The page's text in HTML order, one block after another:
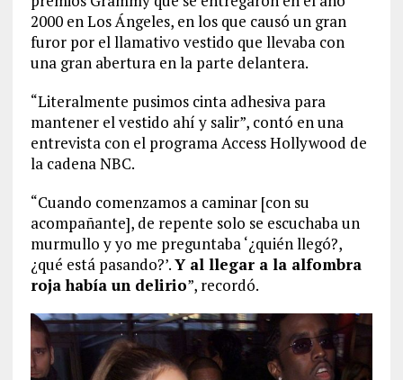
2000 en Los Ángeles, en los que causó un gran
furor por el llamativo vestido que llevaba con
una gran abertura en la parte delantera.
“Literalmente pusimos cinta adhesiva para
mantener el vestido ahí y salir”, contó en una
entrevista con el programa Access Hollywood de
la cadena NBC.
“Cuando comenzamos a caminar [con su
acompañante], de repente solo se escuchaba un
murmullo y yo me preguntaba ‘¿quién llegó?,
¿qué está pasando?’.Y al llegar a la alfombra
roja había un delirio”, recordó.